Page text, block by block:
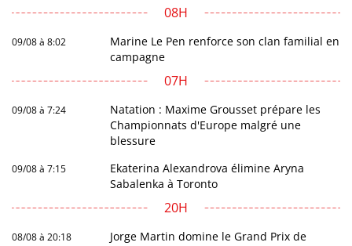
08H
09/08 à 8:02
Marine Le Pen renforce son clan familial en
campagne
07H
09/08 à 7:24
Natation : Maxime Grousset prépare les
Championnats d'Europe malgré une
blessure
09/08 à 7:15
Ekaterina Alexandrova élimine Aryna
Sabalenka à Toronto
20H
08/08 à 20:18
Jorge Martin domine le Grand Prix de